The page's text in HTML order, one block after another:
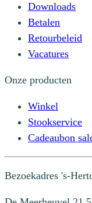
Downloads
Betalen
Retourbeleid
Vacatures
Onze producten
Winkel
Stookservice
Cadeaubon
Bezoekadres 's-